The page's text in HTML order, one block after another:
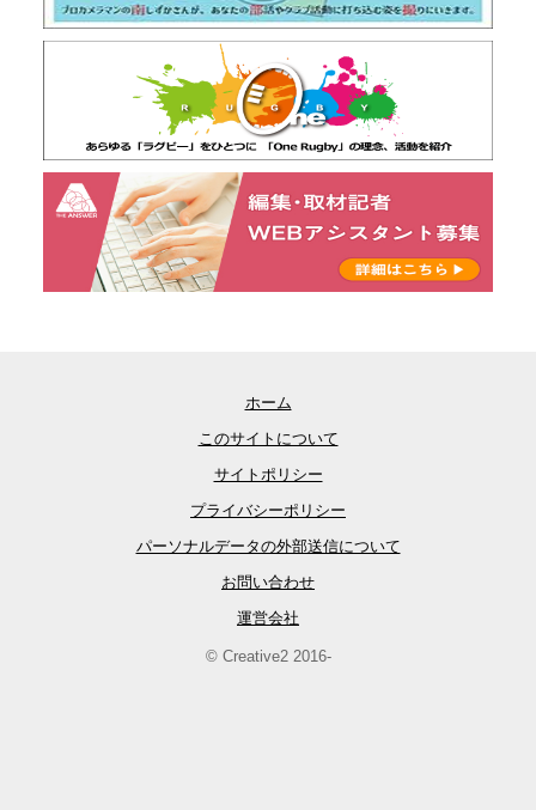
ホーム
このサイトについて
サイトポリシー
プライバシーポリシー
パーソナルデータの外部送信について
お問い合わせ
運営会社
© Creative2 2016-